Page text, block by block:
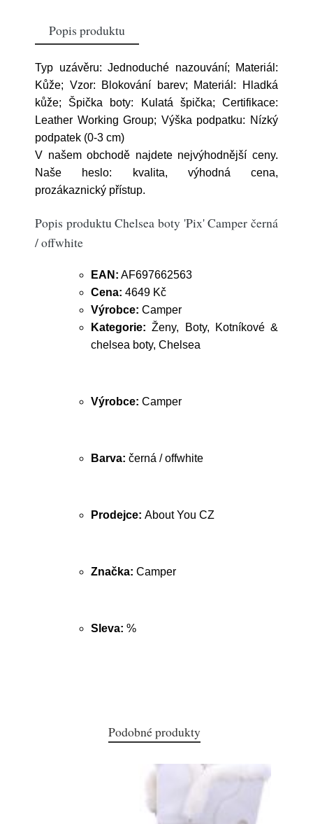
Popis produktu
Typ uzávěru: Jednoduché nazouvání; Materiál:
Kůže; Vzor: Blokování barev; Materiál: Hladká
kůže; Špička boty: Kulatá špička; Certifikace:
Leather Working Group; Výška podpatku: Nízký
podpatek (0-3 cm)
V našem obchodě najdete nejvýhodnější ceny.
Naše heslo: kvalita, výhodná cena,
prozákaznický přístup.
Popis produktu Chelsea boty 'Pix' Camper černá
/ offwhite
EAN: AF697662563
Cena: 4649 Kč
Výrobce: Camper
Kategorie: Ženy, Boty, Kotníkové &
chelsea boty, Chelsea
Výrobce: Camper
Barva: černá / offwhite
Prodejce: About You CZ
Značka: Camper
Sleva: %
Podobné produkty